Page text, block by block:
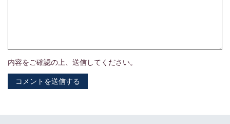
カードセット レア度 カード名 ピースのスート 必要ピース
デッキ分析
内容をご確認の上、送信してください。